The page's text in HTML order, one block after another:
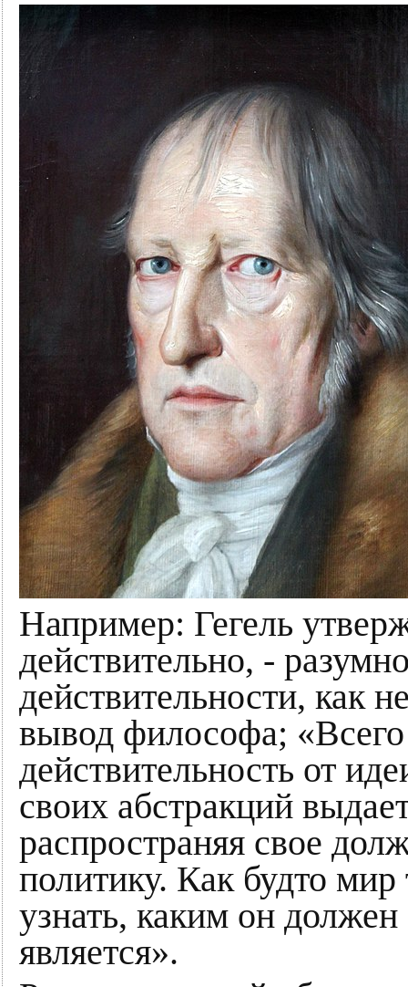
Например: Гегель
действительно, -
действительности, как
вывод философа; «Всего
действительность от
своих абстракций
распространяя свое
политику. Как будто
узнать, каким он
является».